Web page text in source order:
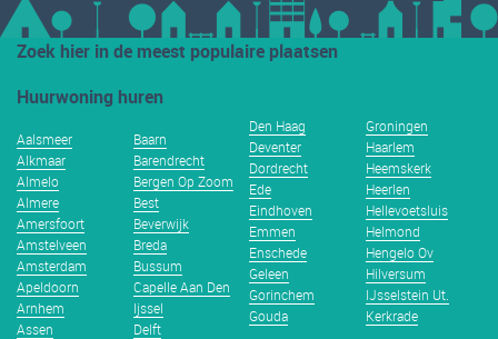
Zoek hier in de meest populaire plaatsen
Huurwoning huren
Aalsmeer
Alkmaar
Almelo
Almere
Amersfoort
Amstelveen
Amsterdam
Apeldoorn
Arnhem
Assen
Baarn
Barendrecht
Bergen Op Zoom
Best
Beverwijk
Breda
Bussum
Capelle Aan Den
Ijssel
Delft
Den Haag
Deventer
Dordrecht
Ede
Eindhoven
Emmen
Enschede
Geleen
Gorinchem
Gouda
Groningen
Haarlem
Heemskerk
Heerlen
Hellevoetsluis
Helmond
Hengelo Ov
Hilversum
IJsselstein Ut.
Kerkrade